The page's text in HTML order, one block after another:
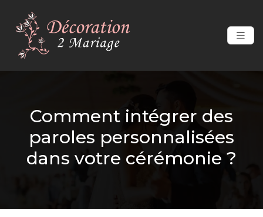
Comment intégrer des
paroles personnalisées
dans votre cérémonie ?